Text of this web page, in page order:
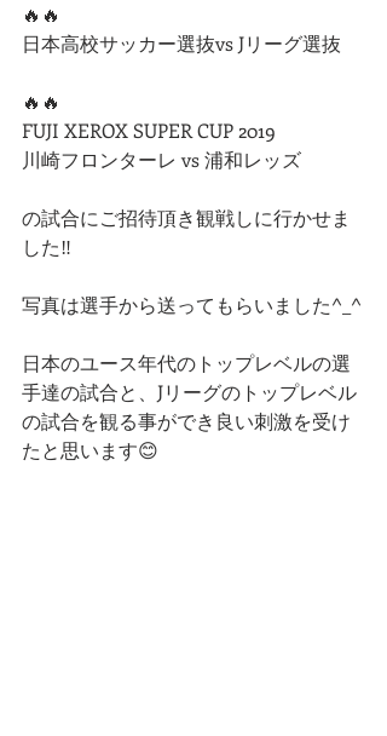
🔥🔥
日本高校サッカー選抜vs Jリーグ選抜
🔥🔥
FUJI XEROX SUPER CUP 2019
川崎フロンターレ vs 浦和レッズ
の試合にご招待頂き観戦しに行かせま
した‼️
写真は選手から送ってもらいました^_^
日本のユース年代のトップレベルの選
手達の試合と、Jリーグのトップレベル
の試合を観る事ができ良い刺激を受け
たと思います😊